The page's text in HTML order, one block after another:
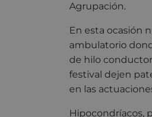
Agrupación.
En esta ocasión
ambulatorio
de hilo
festival dejen
en las
Hipocondríacos,